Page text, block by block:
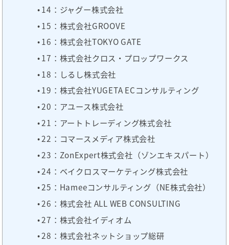
14：ジャグー株式会社
15：株式会社GROOVE
16：株式会社TOKYO GATE
17：株式会社クロス・プロップワークス
18：しるし株式会社
19：株式会社YUGETA ECコンサルティング
20：アユース株式会社
21：アートトレーディング株式会社
22：コマースメディア株式会社
23：ZonExpert株式会社（ゾンエキスパート）
24：ベイクロスマーケティング株式会社
25：Hameeコンサルティング（NE株式会社）
26：株式会社 ALL WEB CONSULTING
27：株式会社イディオム
28：株式会社ネットショップ総研